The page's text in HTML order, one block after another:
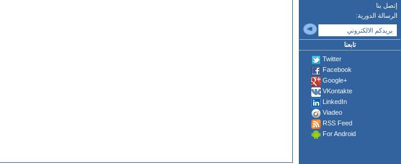
إتصل بنا
الرسالة الدورية:
تابعنا
Twitter
Facebook
Google+
VKontakte
LinkedIn
Viadeo
RSS Feed
For Android